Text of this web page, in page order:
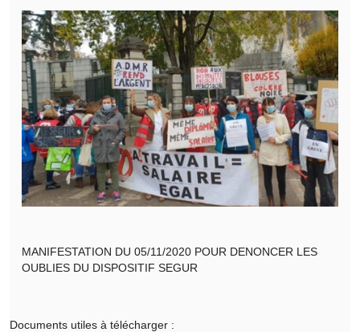
MANIFESTATION DU 05/11/2020 POUR DENONCER LES
OUBLIES DU DISPOSITIF SEGUR
Documents utiles à télécharger :